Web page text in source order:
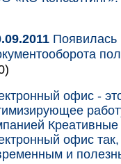
Появилась
офис -
офис
и